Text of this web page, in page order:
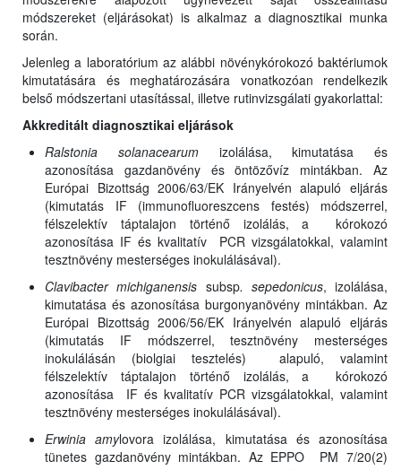
módszereket (eljárásokat) is alkalmaz a diagnosztikai munka
során.
Jelenleg a laboratórium az alábbi növénykórokozó baktériumok
kimutatására és meghatározására vonatkozóan rendelkezik
belső módszertani utasítással, illetve rutinvizsgálati gyakorlattal:
Akkreditált diagnosztikai eljárások
Ralstonia solanacearum izolálása, kimutatása és
azonosítása gazdanövény és öntözővíz mintákban. Az
Európai Bizottság 2006/63/EK Irányelvén alapuló eljárás
(kimutatás IF (immunofluoreszcens festés) módszerrel,
félszelektív táptalajon történő izolálás, a kórokozó
azonosítása IF és kvalitatív PCR vizsgálatokkal, valamint
tesztnövény mesterséges inokulálásával).
Clavibacter michiganensis subsp. sepedonicus, izolálása,
kimutatása és azonosítása burgonyanövény mintákban. Az
Európai Bizottság 2006/56/EK Irányelvén alapuló eljárás
(kimutatás IF módszerrel, tesztnövény mesterséges
inokulálásán (biolgiai tesztelés) alapuló, valamint
félszelektív táptalajon történő izolálás, a kórokozó
azonosítása IF és kvalitatív PCR vizsgálatokkal, valamint
tesztnövény mesterséges inokulálásával).
Erwinia amylovora izolálása, kimutatása és azonosítása
tünetes gazdanövény mintákban. Az EPPO PM 7/20(2)